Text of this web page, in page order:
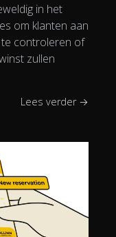
in het
om klanten aan
te controleren of
zullen
Lees verder →